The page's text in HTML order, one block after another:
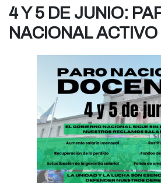
4 Y 5 DE JUNIO:
NACIONAL ACTIVO